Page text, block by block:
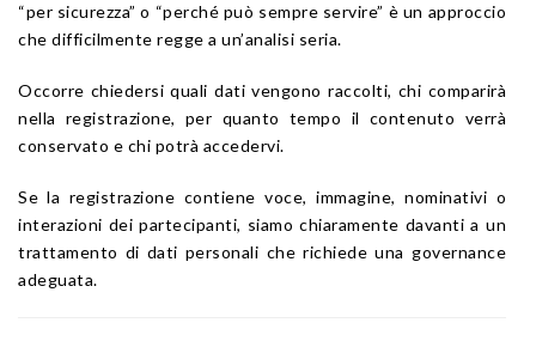
“per sicurezza” o “perché può sempre servire” è un approccio
che difficilmente regge a un’analisi seria.
Occorre chiedersi quali dati vengono raccolti, chi comparirà
nella registrazione, per quanto tempo il contenuto verrà
conservato e chi potrà accedervi.
Se la registrazione contiene voce, immagine, nominativi o
interazioni dei partecipanti, siamo chiaramente davanti a un
trattamento di dati personali che richiede una governance
adeguata.